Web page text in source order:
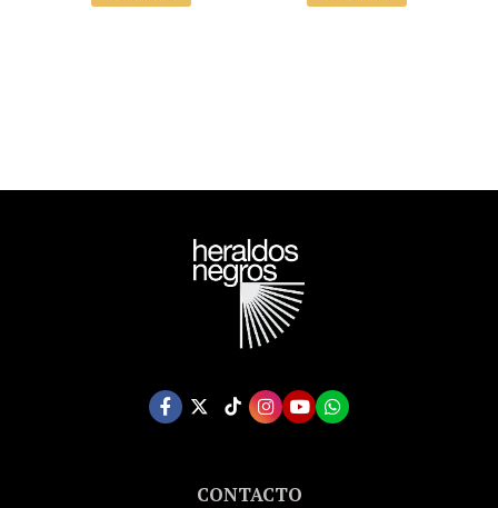
CONTACTO